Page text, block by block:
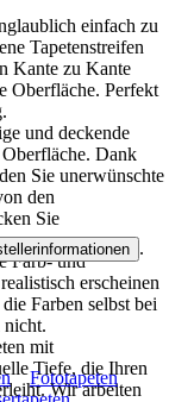
einfach zu
Tapetenstreifen
Kante zu Kante
Oberfläche. Perfekt
und deckende
Dank
Sie unerwünschte
den
Sie
Farb- und
erscheinen
Farben selbst bei
nicht.
mit
Tiefe, die Ihren
Wir arbeiten
.
Fototapeten